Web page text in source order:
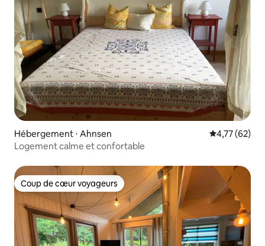
Hébergement ⋅ Ahnsen Évaluation
4,77 (62)
Logement calme et confortable
Coup de cœur voyageurs
Coup de cœur voyageurs